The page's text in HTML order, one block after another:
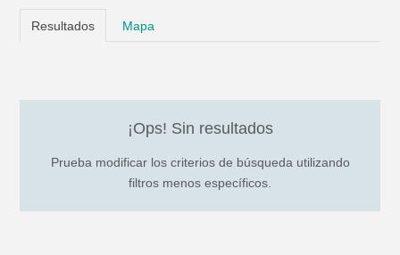
Resultados Mapa
¡Ops! Sin resultados
Prueba modificar los criterios de búsqueda utilizando
filtros menos específicos.